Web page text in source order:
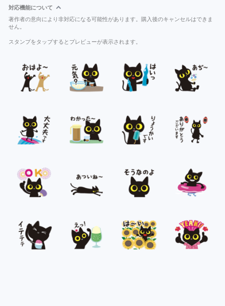
対応機能について
著作者の意向により非対応になる可能性があります。購入後のキャンセルはできま
せん。
スタンプをタップするとプレビューが表示されます。